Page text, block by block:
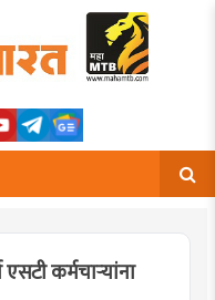
कर्मचाऱ्यांना